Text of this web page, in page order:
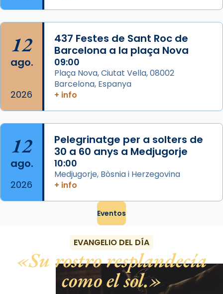
View on Facebook · Share
12
ago.
2026
437 Festes de Sant Roc de
Barcelona a la plaça Nova
09:00
Plaça Nova, Ciutat Vella, 08002
Barcelona, Espanya
+ info
12
ago.
2026
Pelegrinatge per a solters de
30 a 60 anys a Medjugorje
10:00
Medjugorje, Bòsnia i Herzegovina
+ info
Eventos
EVANGELIO DEL DÍA
Su rostro resplandecía
como el sol.